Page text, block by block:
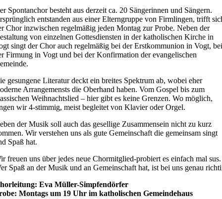
Spontanchor besteht aus derzeit ca. 20 Sängerinnen und Sängern.
entstanden aus einer Elterngruppe von Firmlingen, trifft
Chor inzwischen regelmäßig jeden Montag zur Probe. Neben der
von einzelnen Gottesdiensten in der katholischen Kirche in
singt der Chor auch regelmäßig bei der Erstkommunion in Vogt, bei
Firmung in Vogt und bei der Konfirmation der evangelischen
gesungene Literatur deckt ein breites Spektrum ab, wobei eher
Arrangemensts die Oberhand haben. Vom Gospel bis zum
Weihnachtslied – hier gibt es keine Grenzen. Wo möglich,
wir 4-stimmig, meist begleitet von Klavier oder Orgel.
der Musik soll auch das gesellige Zusammensein nicht zu kurz
Wir verstehen uns als gute Gemeinschaft die gemeinsam singt
Spaß hat.
freuen uns über jedes neue Chormitglied-probiert es einfach mal sus.
Spaß an der Musik und an Gemeinschaft hat, ist bei uns genau
Eva Müller-Simpfendörfer
Montags um 19 Uhr im katholischen Gemeindehaus